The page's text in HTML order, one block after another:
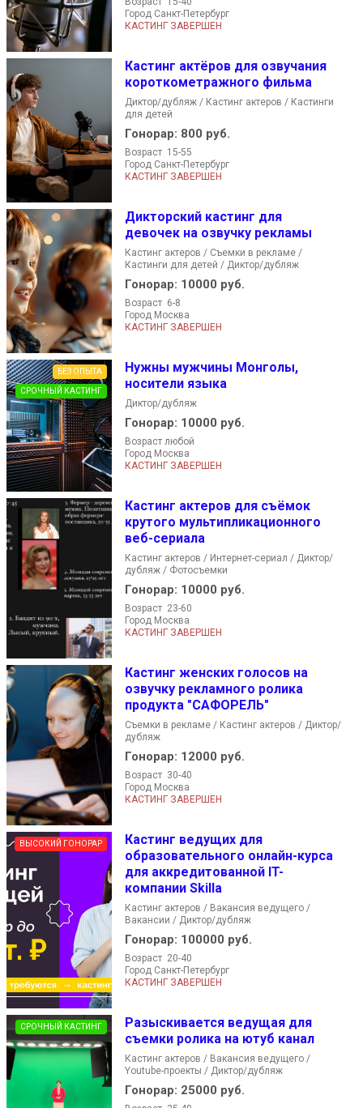
Город Санкт-Петербург
КАСТИНГ ЗАВЕРШЕН
Кастинг актёров для озвучания
короткометражного фильма
Диктор/дубляж / Кастинг актеров / Кастинги
для детей
Гонорар: 800 руб.
Возраст 15-55
Город Санкт-Петербург
КАСТИНГ ЗАВЕРШЕН
Дикторский кастинг для
девочек на озвучку рекламы
Кастинг актеров / Съемки в рекламе /
Кастинги для детей / Диктор/дубляж
Гонорар: 10000 руб.
Возраст 6-8
Город Москва
КАСТИНГ ЗАВЕРШЕН
БЕЗ ОПЫТА
СРОЧНЫЙ КАСТИНГ
Нужны мужчины Монголы,
носители языка
Диктор/дубляж
Гонорар: 10000 руб.
Возраст любой
Город Москва
КАСТИНГ ЗАВЕРШЕН
Кастинг актеров для съёмок
крутого мультипликационного
веб-сериала
Кастинг актеров / Интернет-сериал / Диктор/
дубляж / Фотосъемки
Гонорар: 10000 руб.
Возраст 23-60
Город Москва
КАСТИНГ ЗАВЕРШЕН
Кастинг женских голосов на
озвучку рекламного ролика
продукта "САФОРЕЛЬ"
Съемки в рекламе / Кастинг актеров / Диктор/
дубляж
Гонорар: 12000 руб.
Возраст 30-40
Город Москва
КАСТИНГ ЗАВЕРШЕН
ВЫСОКИЙ ГОНОРАР
Кастинг ведущих для
образовательного онлайн-курса
для аккредитованной IT-
компании Skilla
Кастинг актеров / Вакансия ведущего /
Вакансии / Диктор/дубляж
Гонорар: 100000 руб.
Возраст 20-40
Город Санкт-Петербург
КАСТИНГ ЗАВЕРШЕН
СРОЧНЫЙ КАСТИНГ
Разыскивается ведущая для
съемки ролика на ютуб канал
Кастинг актеров / Вакансия ведущего /
Youtube-проекты / Диктор/дубляж
Гонорар: 25000 руб.